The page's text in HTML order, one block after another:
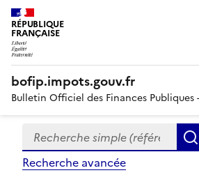
RÉPUBLIQUE
FRANÇAISE
bofip.impots.gouv.fr
Bulletin Officiel des Finances Publiques
Formulaire
de
recherche
Recherche simple (références,
Recherche avancée